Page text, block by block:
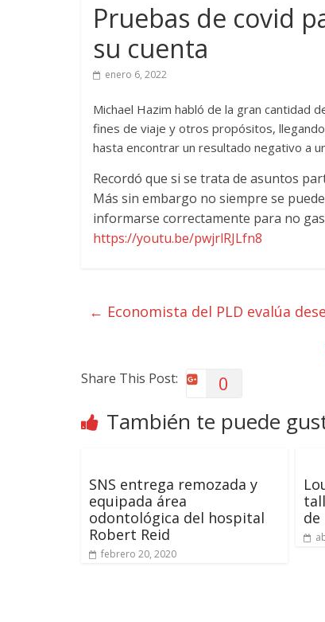
Pruebas de covid
su cuenta
enero 6, 2022
Michael Hazim habló de la gran cantidad
fines de viaje y otros propósitos,
hasta encontrar un resultado negativo a
Recordó que si se trata de asuntos
Más sin embargo no siempre se
informarse correctamente para no
https://youtu.be/pwjrlRJLfn8
← Economista del PLD evalúa
Share This Post: 0
También te puede
SNS entrega remozada y
equipada área
odontológica del hospital
Robert Reid
febrero 20, 2020
de